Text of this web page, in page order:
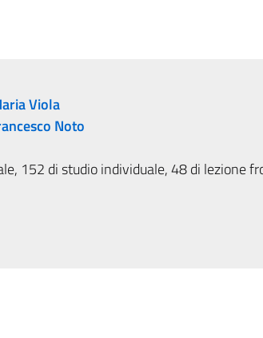
Viola
Noto
152 di studio individuale, 48 di lezione